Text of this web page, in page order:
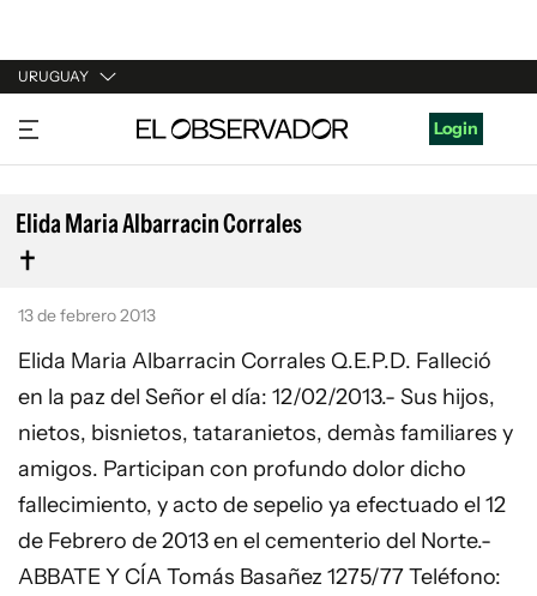
URUGUAY
URUGUAY
ARGENTINA
ESPAÑA
ESTADOS UNIDOS
Login
Elida Maria Albarracin Corrales
13 de febrero 2013
Elida Maria Albarracin Corrales Q.E.P.D. Falleció
en la paz del Señor el día: 12/02/2013.- Sus hijos,
nietos, bisnietos, tataranietos, demàs familiares y
amigos. Participan con profundo dolor dicho
fallecimiento, y acto de sepelio ya efectuado el 12
de Febrero de 2013 en el cementerio del Norte.-
ABBATE Y CÍA Tomás Basañez 1275/77 Teléfono: